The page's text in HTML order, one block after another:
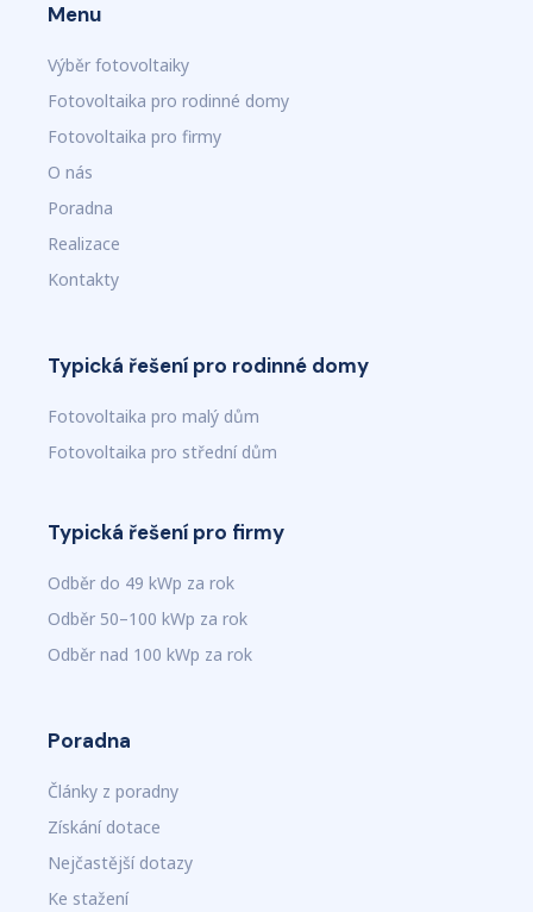
Menu
Výběr fotovoltaiky
Fotovoltaika pro rodinné domy
Fotovoltaika pro firmy
O nás
Poradna
Realizace
Kontakty
Typická řešení pro rodinné domy
Fotovoltaika pro malý dům
Fotovoltaika pro střední dům
Typická řešení pro firmy
Odběr do 49 kWp za rok
Odběr 50–100 kWp za rok
Odběr nad 100 kWp za rok
Poradna
Články z poradny
Získání dotace
Nejčastější dotazy
Ke stažení